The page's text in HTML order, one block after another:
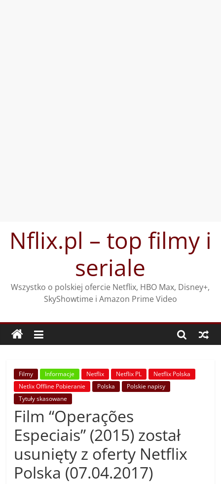
treściNflix.pl – top filmy i
seriale
Wszystko o polskiej ofercie Netflix, HBO Max, Disney+,
SkyShowtime i Amazon Prime Video
Filmy Informacje Netflix Netflix PL
Netflix Polska
Netlix Offline Pobieranie
Polska
Polskie napisy
Tytuły skasowane
Film “Operações
Especiais” (2015) został
usunięty z oferty Netflix
Polska (07.04.2017)